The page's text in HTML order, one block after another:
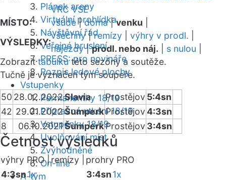
Plánek areny
Virtuální prohlídka
Návštěvní řád
Veřejné bruslení
PRESS: pro novináře
Rozpis ledové plochy
Vstupenky
Permanentky 18/19
Přípravná utkání 18/19
Vstupenky 18/19
Uvolňování míst
Zvýhodněné
On-line
A-tým
VRC VSE
MÍSTO:
všude|doma|venku
VÝSLEDKY:
všechny|remízy výhry v prodl.
nájezdy|prodl. nebo náj. s nulou
Zobrazittabulkutéto sezóny a soutěže.
Tučně je vyznačen tým soupeře.
50 28.02.2022Slavia Prostějov 5:4sn
42 29.01.2022ŠumperkProstějov4:3sn
8
06.10.2021ŠumperkProstějov 3:4sn
Četnost výsledků
výhry PRO |remízy |
prohry PRO
4:3sn1x 3:4sn1x